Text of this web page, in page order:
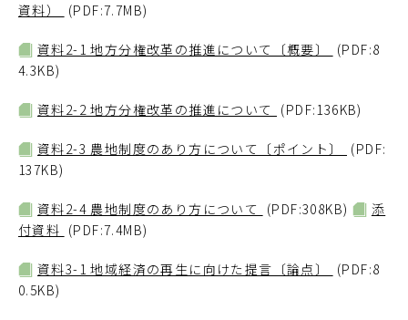
資料）
(PDF:7.7MB)
資料2-1 地方分権改革の推進について〔概要〕
(PDF:8
4.3KB)
資料2-2 地方分権改革の推進について (PDF:136KB)
資料2-3 農地制度のあり方について〔ポイント〕
(PDF:
137KB)
資料2-4 農地制度のあり方について (PDF:308KB)
添
付資料 (PDF:7.4MB)
資料3-1 地域経済の再生に向けた提言〔論点〕
(PDF:8
0.5KB)